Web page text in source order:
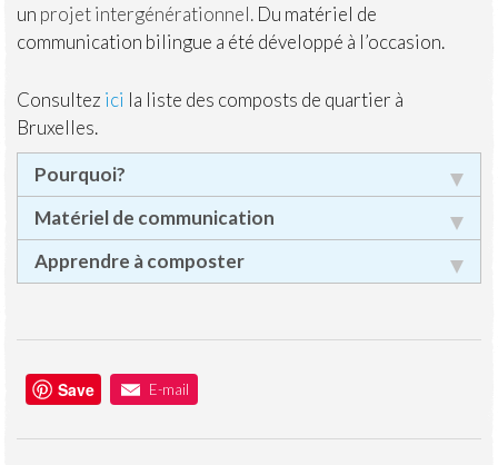
un projet intergénérationnel. Du matériel de
communication bilingue a été développé à l’occasion.
Consultez ici la liste des composts de quartier à
Bruxelles.
Pourquoi?
Matériel de communication
Apprendre à composter
Save E-mail